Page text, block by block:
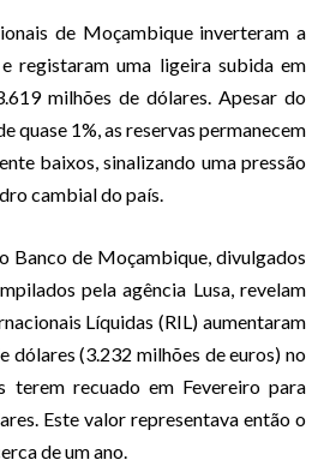
de Moçambique inverteram a
registaram uma ligeira subida em
milhões de dólares. Apesar do
quase 1%, as reservas permanecem
baixos, sinalizando uma pressão
cambial do país.
Banco de Moçambique, divulgados
pela agência Lusa, revelam
Líquidas (RIL) aumentaram
dólares (3.232 milhões de euros) no
terem recuado em Fevereiro para
Este valor representava então o
de um ano.